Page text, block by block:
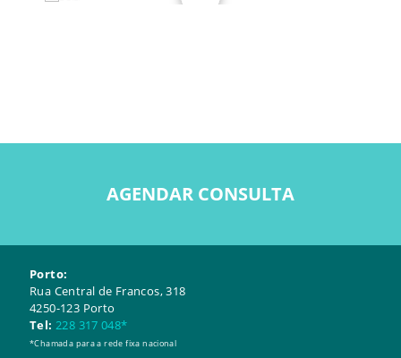
AGENDAR CONSULTA
Porto:
Rua Central de Francos, 318
4250-123 Porto
Tel: 228 317 048*
*Chamada para a rede fixa nacional